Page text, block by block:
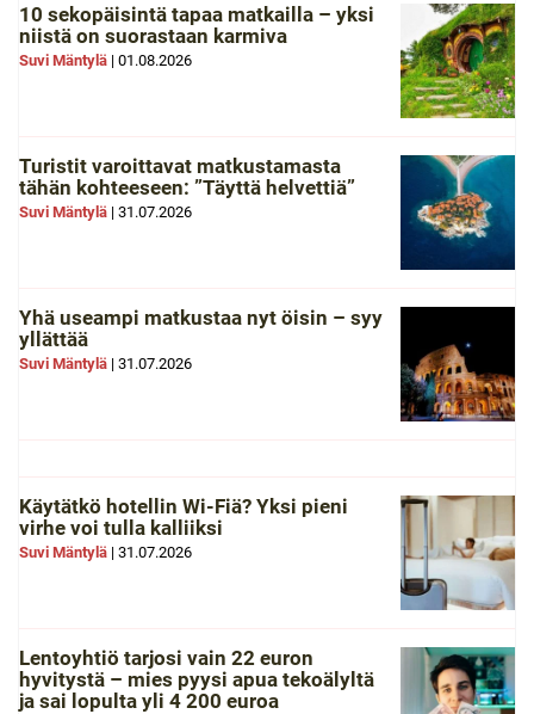
10 sekopäisintä tapaa matkailla – yksi
niistä on suorastaan karmiva
Suvi Mäntylä | 01.08.2026
Turistit varoittavat matkustamasta
tähän kohteeseen: ”Täyttä helvettiä”
Suvi Mäntylä | 31.07.2026
Yhä useampi matkustaa nyt öisin – syy
yllättää
Suvi Mäntylä | 31.07.2026
Käytätkö hotellin Wi-Fiä? Yksi pieni
virhe voi tulla kalliiksi
Suvi Mäntylä | 31.07.2026
Lentoyhtiö tarjosi vain 22 euron
hyvitystä – mies pyysi apua tekoälyltä
ja sai lopulta yli 4 200 euroa